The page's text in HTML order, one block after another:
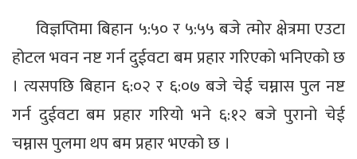
विज्ञप्तिमा बिहान ५:५० र ५:५५ बजे त्मोर क्षेत्रमा एउटा
होटल भवन नष्ट गर्न दुईवटा बम प्रहार गरिएको भनिएको छ
। त्यसपछि बिहान ६:०२ र ६:०७ बजे चेई चम्नास पुल नष्ट
गर्न दुईवटा बम प्रहार गरियो भने ६:१२ बजे पुरानो चेई
चम्नास पुलमा थप बम प्रहार भएको छ ।